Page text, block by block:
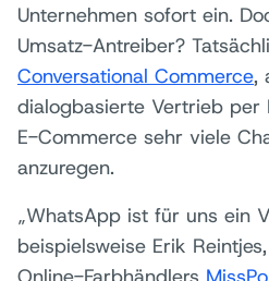
Unternehmen sofort ein.
Umsatz-Antreiber?
Conversational Commerce,
dialogbasierte Vertrieb per
E-Commerce sehr viele
anzuregen.
„WhatsApp ist für uns ein
beispielsweise Erik